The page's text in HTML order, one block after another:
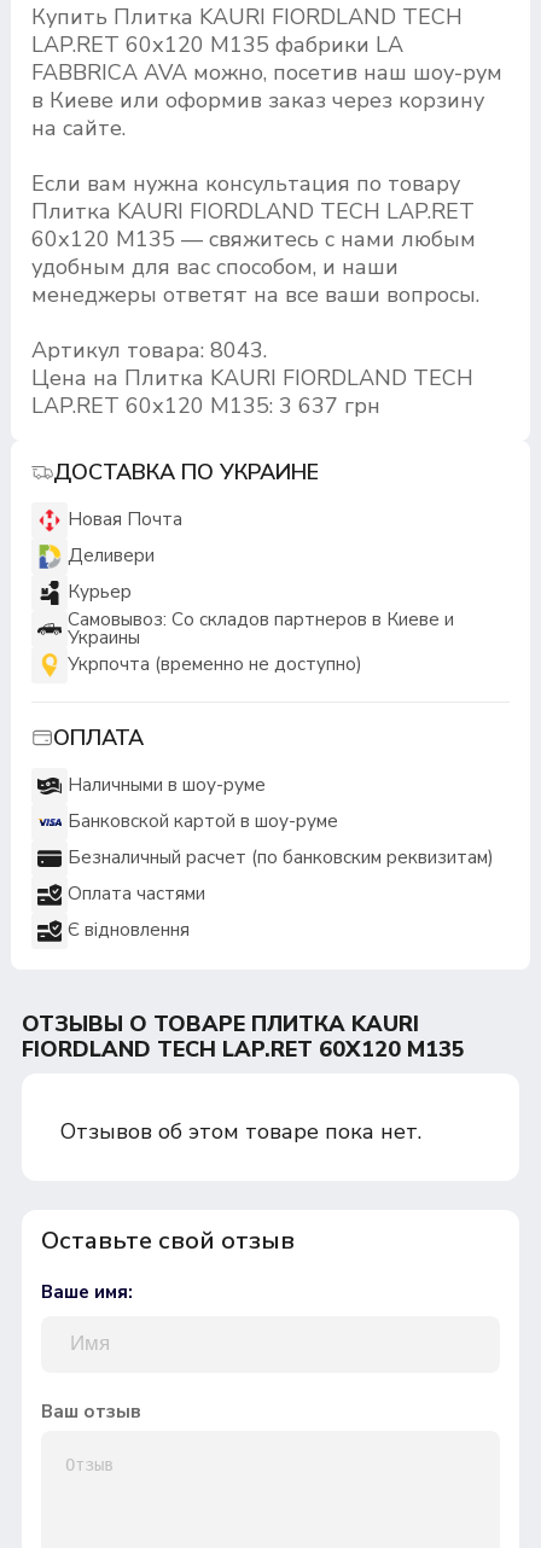
Купить Плитка KAURI FIORDLAND TECH
LAP.RET 60х120 M135 фабрики LA
FABBRICA AVA можно, посетив наш шоу-рум
в Киеве или оформив заказ через корзину
на сайте.
Если вам нужна консультация по товару
Плитка KAURI FIORDLAND TECH LAP.RET
60х120 M135 — свяжитесь с нами любым
удобным для вас способом, и наши
менеджеры ответят на все ваши вопросы.
Артикул товара: 8043.
Цена на Плитка KAURI FIORDLAND TECH
LAP.RET 60х120 M135: 3 637 грн
ДОСТАВКА ПО УКРАИНЕ
Новая Почта
Деливери
Курьер
Самовывоз: Со складов партнеров в Киеве и
Украины
Укрпочта (временно не доступно)
ОПЛАТА
Наличными в шоу-руме
Банковской картой в шоу-руме
Безналичный расчет (по банковским реквизитам)
Оплата частями
Є відновлення
ОТЗЫВЫ О ТОВАРЕ ПЛИТКА KAURI
FIORDLAND TECH LAP.RET 60Х120 M135
Отзывов об этом товаре пока нет.
Оставьте свой отзыв
Ваше имя:
Ваш отзыв